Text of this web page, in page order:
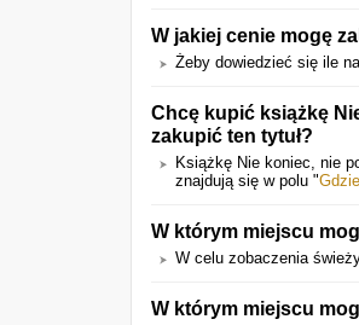
W jakiej cenie mogę
Żeby dowiedzieć się ile
Chcę kupić książkę
zakupić ten tytuł?
Książkę Nie koniec, nie
znajdują się w polu "
W którym miejscu
W celu zobaczenia
W którym miejscu